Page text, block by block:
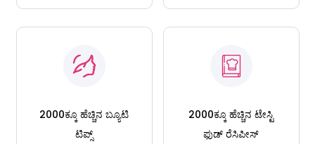
2000ಕ್ಕೂ ಹೆಚ್ಚಿನ ಬ್ಯೂಟಿ
ಟಿಪ್ಸ್
2000ಕ್ಕೂ ಹೆಚ್ಚಿನ ಟೇಸ್ಟಿ
ಫುಡ್ ರೆಸಿಪೀಸ್